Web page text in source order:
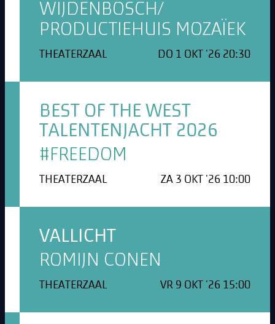
WIJDENBOSCH/
PRODUCTIEHUIS MOZAÏEK
THEATERZAAL DO 1 OKT '26 20:30
BEST OF THE WEST
TALENTENJACHT 2026
#FREEDOM
THEATERZAAL ZA 3 OKT '26 10:00
VALLICHT
ROMIJN CONEN
THEATERZAAL VR 9 OKT '26 15:00